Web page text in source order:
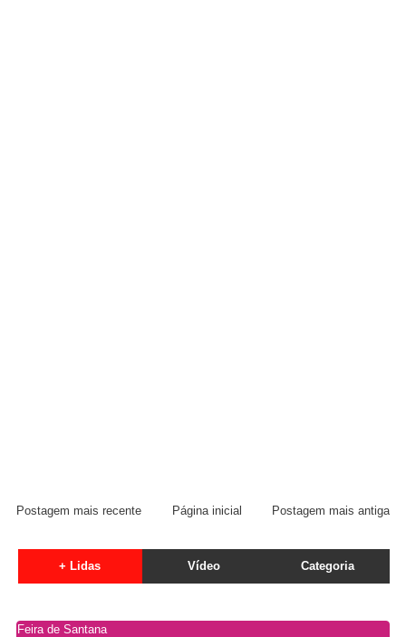
Postagem mais recente Postagem mais antiga
Página inicial
+ Lidas Vídeo Categoria
Feira de Santana